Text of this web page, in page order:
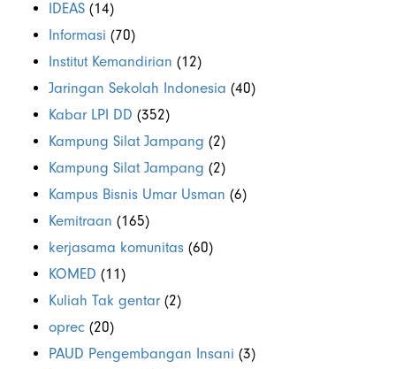
IDEAS (14)
Informasi (70)
Institut Kemandirian (12)
Jaringan Sekolah Indonesia (40)
Kabar LPI DD (352)
Kampung Silat Jampang (2)
Kampung Silat Jampang (2)
Kampus Bisnis Umar Usman (6)
Kemitraan (165)
kerjasama komunitas (60)
KOMED (11)
Kuliah Tak gentar (2)
oprec (20)
PAUD Pengembangan Insani (3)